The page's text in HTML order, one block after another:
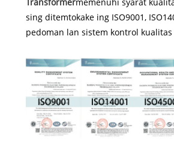
sing ditemtokake ing ISO9001,
pedoman lan sistem kontrol